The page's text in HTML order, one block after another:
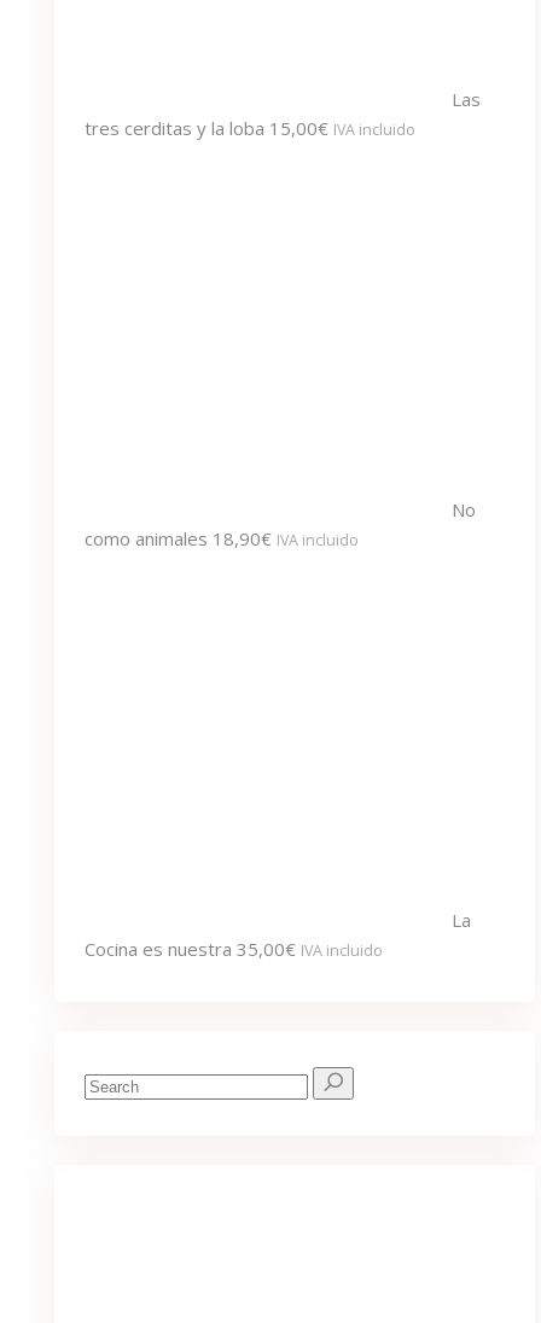
Las
tres cerditas y la loba 15,00€ IVA incluido
No
como animales 18,90€ IVA incluido
La
Cocina es nuestra 35,00€ IVA incluido
Search